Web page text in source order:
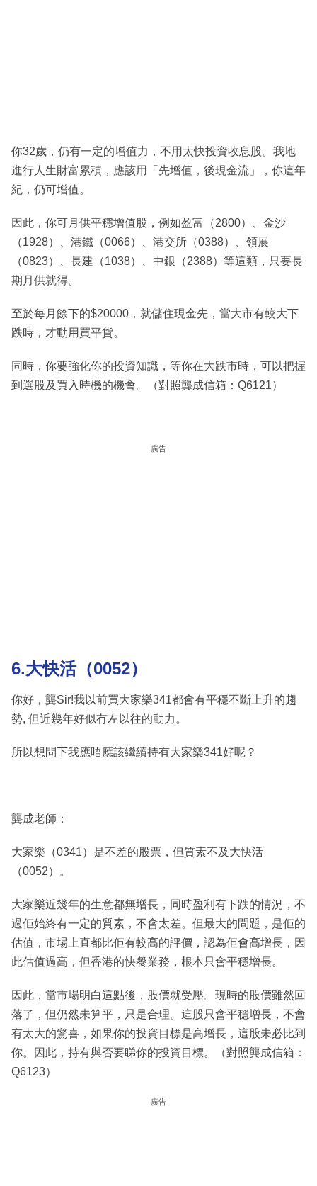
你32歲，仍有一定的增值力，不用太快投資收息股。我地
進行人生財富累積，應該用「先增值，後現金流」，你這年
紀，仍可增值。
因此，你可月供平穩增值股，例如盈富（2800）、金沙
（1928）、港鐵（0066）、港交所（0388）、領展
（0823）、長建（1038）、中銀（2388）等這類，只要長
期月供就得。
至於每月餘下的$20000，就儲住現金先，當大市有較大下
跌時，才動用買平貨。
同時，你要強化你的投資知識，等你在大跌市時，可以把握
到選股及買入時機的機會。（對照龔成信箱：Q6121）
廣告
6.大快活（0052）
你好，龔Sir!我以前買大家樂341都會有平穩不斷上升的趨
勢, 但近幾年好似冇左以往的動力。
所以想問下我應唔應該繼續持有大家樂341好呢？
龔成老師：
大家樂（0341）是不差的股票，但質素不及大快活
（0052）。
大家樂近幾年的生意都無增長，同時盈利有下跌的情況，不
過佢始終有一定的質素，不會太差。但最大的問題，是佢的
估值，市場上直都比佢有較高的評價，認為佢會高增長，因
此估值過高，但香港的快餐業務，根本只會平穩增長。
因此，當市場明白這點後，股價就受壓。現時的股價雖然回
落了，但仍然未算平，只是合理。這股只會平穩增長，不會
有太大的驚喜，如果你的投資目標是高增長，這股未必比到
你。因此，持有與否要睇你的投資目標。（對照龔成信箱：
Q6123）
廣告